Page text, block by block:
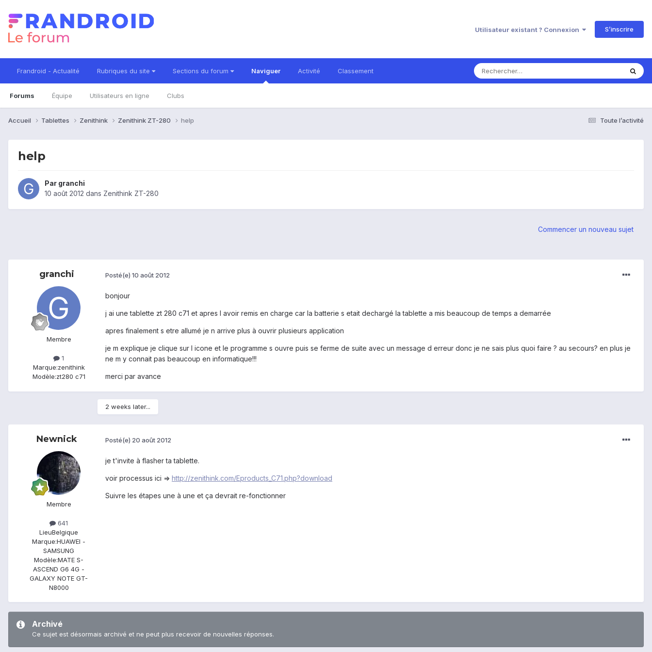
Utilisateur existant ? Connexion S’inscrire
Frandroid - Actualité Rubriques du site Sections du forum Naviguer
Forums Équipe Utilisateurs en ligne Clubs
Activité Classement
Toute l’activité
Accueil Tablettes Zenithink Zenithink ZT-280 help
help
Par granchi
10 août 2012 dans Zenithink ZT-280
Commencer un nouveau sujet
granchi
Membre
1
Marque:zenithink
Modèle:zt280 c71
Posté(e) 10 août 2012
bonjour
j ai une tablette zt 280 c71 et apres l avoir remis en charge car la batterie s etait dechargé la tablette a mis beaucoup de temps a demarrée
apres finalement s etre allumé je n arrive plus à ouvrir plusieurs application
je m explique je clique sur l icone et le programme s ouvre puis se ferme de suite avec un message d erreur donc je ne sais plus quoi faire ? au secours? en plus je
ne m y connait pas beaucoup en informatique!!!
merci par avance
2 weeks later...
Newnick
Membre
641
LieuBelgique
Marque:HUAWEI -
SAMSUNG
Modèle:MATE S-
ASCEND G6 4G -
GALAXY NOTE GT-
N8000
Posté(e) 20 août 2012
je t'invite à flasher ta tablette.
voir processus ici => http://zenithink.com/Eproducts_C71.php?download
Suivre les étapes une à une et ça devrait re-fonctionner
Archivé
Ce sujet est désormais archivé et ne peut plus recevoir de nouvelles réponses.